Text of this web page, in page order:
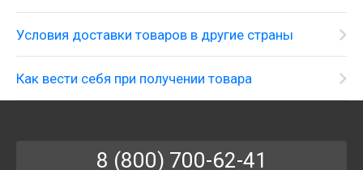
Условия доставки товаров в другие страны
Как вести себя при получении товара
8 (800) 700-62-41